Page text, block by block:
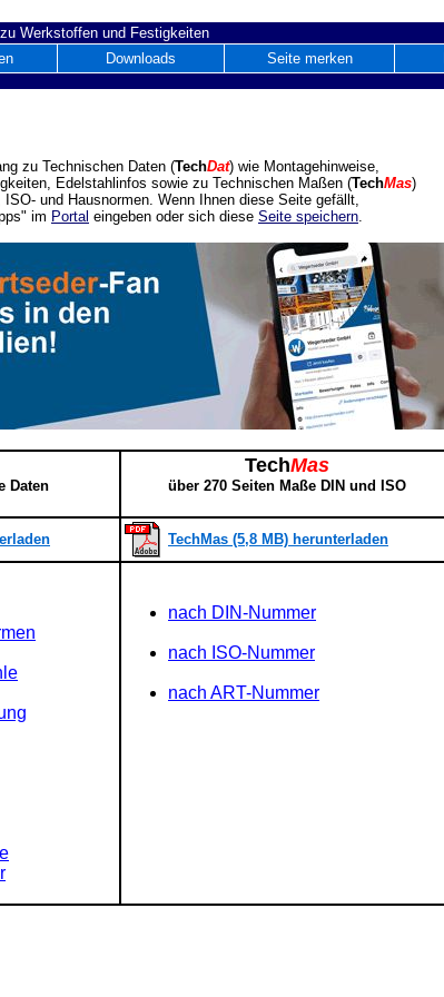
Werkstoffen und Festigkeiten
Downloads Seite merken
zu Technischen Daten (TechDat) wie Montagehinweise,
Edelstahlinfos sowie zu Technischen Maßen (TechMas)
und Hausnormen. Wenn Ihnen diese Seite gefällt,
im Portal eingeben oder sich diese Seite speichern.
Daten
TechMas
über 270 Seiten Maße DIN und ISO
TechMas (5,8 MB) herunterladen
nach DIN-Nummer
nach ISO-Nummer
nach ART-Nummer